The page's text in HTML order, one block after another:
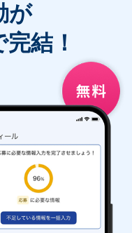
が
結！